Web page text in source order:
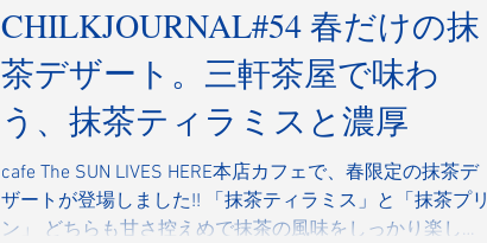
CHILKJOURNAL#54 春だけの抹
茶デザート。三軒茶屋で味わ
う、抹茶ティラミスと濃厚
cafe The SUN LIVES HERE本店カフェで、春限定の抹茶デ
ザートが登場しました!! 「抹茶ティラミス」と「抹茶プリ
ン」 どちらも甘さ控えめで抹茶の風味をしっかり楽しめ